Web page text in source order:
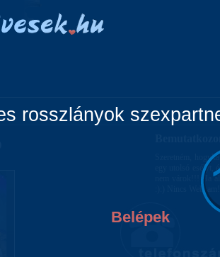
rosszlányok
Belépek
Szeretném,
egy utolsó
nem várok!!! Ha
:):) Nincs